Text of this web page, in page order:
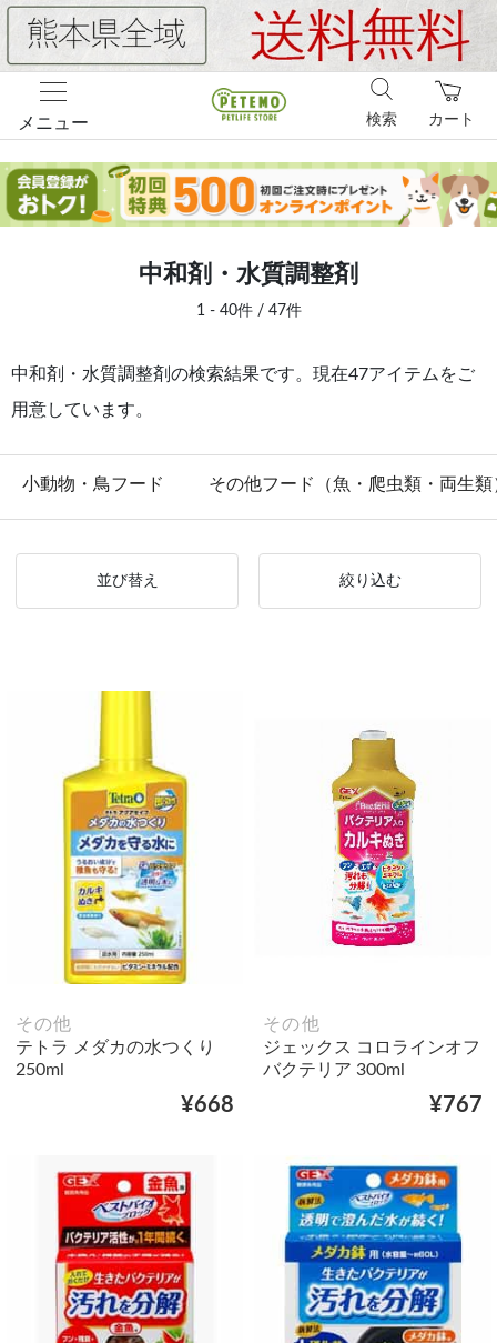
メニュー カート
検索
中和剤・水質調整剤
1 - 40件 / 47件
中和剤・水質調整剤の検索結果です。現在47アイテムをご
用意しています。
小動物・鳥フード その他フード（魚・爬虫類・両生類
並び替え 絞り込む
その他
テトラ メダカの水つくり
250ml
¥668
その他
ジェックス コロラインオフ
バクテリア 300ml
¥767